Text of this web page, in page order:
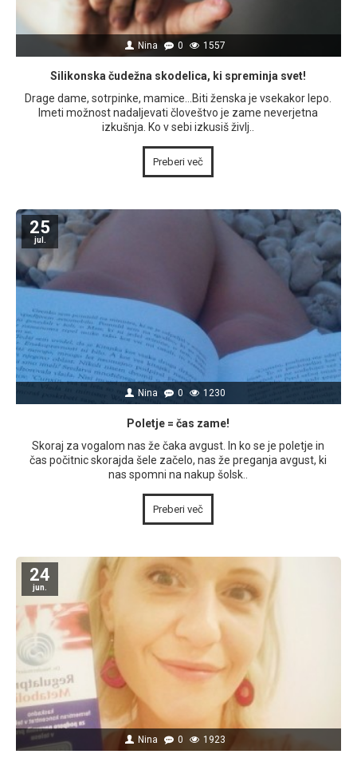
Nina 0 1557
Silikonska čudežna skodelica, ki spreminja svet!
Drage dame, sotrpinke, mamice…Biti ženska je vsekakor lepo.
Imeti možnost nadaljevati človeštvo je zame neverjetna
izkušnja. Ko v sebi izkusiš življ..
Preberi več
25
jul.
Nina 0 1230
Poletje = čas zame!
Skoraj za vogalom nas že čaka avgust. In ko se je poletje in
čas počitnic skorajda šele začelo, nas že preganja avgust, ki
nas spomni na nakup šolsk..
Preberi več
24
jun.
Nina 0 1923